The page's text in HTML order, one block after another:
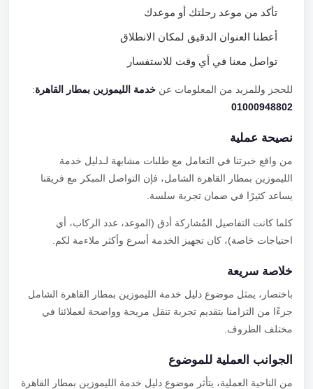
تأكد من موعد رحلتك أو موعدك
أعطنا العنوان الدقيق لمكان الانطلاق
تواصل معنا في أي وقت للاستفسار
للحجز وللمزيد من المعلومات عنخدمة الليموزين بمطار القاهرة:
01000948802
نصيحة عملية
من واقع خبرتنا في التعامل مع طلبات مشابهة لـدليل خدمة
الليموزين بمطار القاهرة الشامل، فإن التواصل المبكر مع فريقنا
يساعد كثيرًا في ضمان تجربة سلسة.
كلما كانت التفاصيل المُشاركة أدق (الموعد، عدد الركاب، أي
احتياجات خاصة)، كان تجهيز الخدمة أسرع وأكثر ملاءمة لكم.
خلاصة سريعة
باختصار، يمثل موضوع دليل خدمة الليموزين بمطار القاهرة الشامل
جزءًا من التزامنا بتقديم تجربة تنقل مريحة وواضحة لعملائنا في
مختلف الظروف.
الجوانب العملية للموضوع
من الناحية العملية، يتأثر موضوع دليل خدمة الليموزين بمطار القاهرة